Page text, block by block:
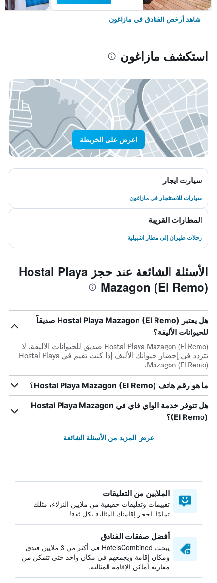
شاهد أرخص الفنادق في مازاغون
استكشف مازاغون
اعرض على الخريطة
سيارت ايجار
سيارات للاستئجار في مازاغون
المطارات القريبة
رحلات طيران إلى مطار اشبيلية
الأسئلة الشائعة عند حجز Hostal Playa
Mazagon (El Remo)
هل يعتبر Hostal Playa Mazagon (El Remo) صديقاً
للحيوانات الأليفة؟
Hostal Playa Mazagon (El Remo) صديق للحيوانات الأليفة. لا
تتردد في إحضار حيوانك الأليف إذا كنت تقيم في Hostal Playa
Mazagon (El Remo).
ما هو رقم هاتف Hostal Playa Mazagon (El Remo)؟
هل تتوفر خدمة الواي فاي في Hostal Playa Mazagon
(El Remo)؟
عرض المزيد من الأسئلة الشائعة
الملايين من التعليقات
تقييمات وتعليقات حقيقية من ملايين النزلاء، مثلك
تمامًا. احجز إقامتك المثالية بكل ثقة!
أفضل صفقات الفنادق
يبحث HotelsCombined في أكثر من 3 ملايين فندق
ومكان إقامة ويجمعهم في مكان واحد حتى تتمكن من
مقارنة أماكن الإقامة المثالية.